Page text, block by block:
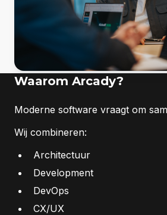
Waarom Arcady?
Moderne software vraagt om
Wij combineren:
Architectuur
Development
DevOps
CX/UX